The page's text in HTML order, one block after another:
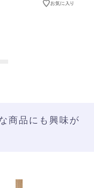
商品にも興味が